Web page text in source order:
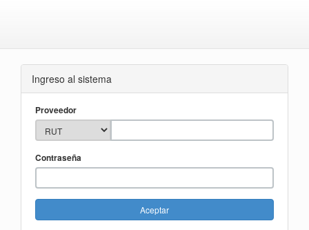
Ingreso al sistema
Proveedor
Contraseña